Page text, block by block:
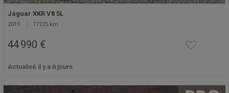
Jaguar XKR V8 5L
2010 77225 km
44 990 €
Actualisé il y a 6 jours